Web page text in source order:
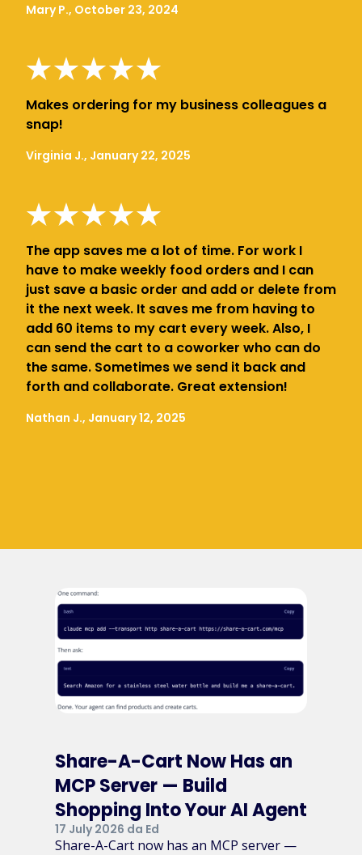
Mary P., October 23, 2024
Makes ordering for my business colleagues a
snap!
Virginia J., January 22, 2025
The app saves me a lot of time. For work I
have to make weekly food orders and I can
just save a basic order and add or delete from
it the next week. It saves me from having to
add 60 items to my cart every week. Also, I
can send the cart to a coworker who can do
the same. Sometimes we send it back and
forth and collaborate. Great extension!
Nathan J., January 12, 2025
Share-A-Cart Now Has an
MCP Server — Build
Shopping Into Your AI Agent
17 July 2026 da Ed
Share-A-Cart now has an MCP server —